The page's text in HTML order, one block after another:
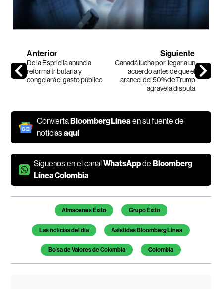
Anterior
De la Espriella anuncia
reforma tributaria y
congelará el gasto público
Siguiente
Canadá lucha por llegar a un
acuerdo antes de que el
arancel del 50% de Trump
agrave la disputa
Convierta Bloomberg Líneaen su fuente de
noticiasaquí
Síguenos en el canalWhatsAppde Bloomberg
Línea Colombia
Temas de este artículo
Almacenes Éxito Grupo Éxito
Las noticias del día Asistidas Bloomberg Linea
Bolsa de Valores de Colombia Colombia